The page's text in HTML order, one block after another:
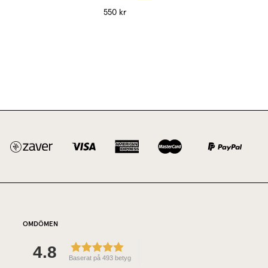
550 kr
OMDÖMEN
4.8 Baserat på 493 betyg